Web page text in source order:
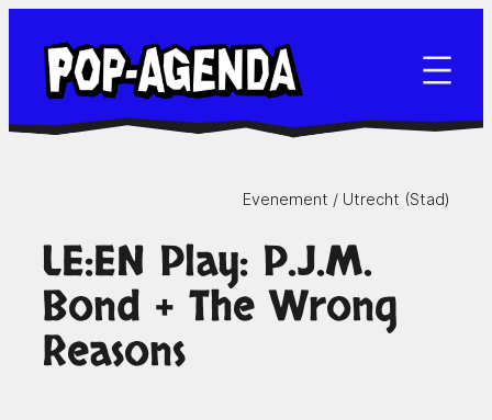
naar
inhoud
Evenement / Utrecht (Stad)
LE:EN Play: P.J.M.
Bond + The Wrong
Reasons